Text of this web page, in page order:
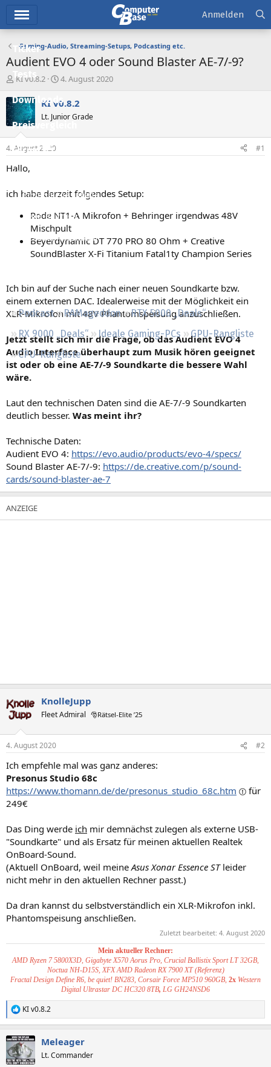
Ticker
Tests
Downloads
Preisvergleich
Forum
Aktuelles
Empfohlene Inhalte
Neue Beiträge
Neueste Aktivitäten
Leserartikel
Podcast RAMageddon
RTX 5000 „Deals“
RX 9000 „Deals“
Ideale Gaming-PCs
GPU-Rangliste
CPU-Rangliste
Anmelden
Gaming-Audio, Streaming-Setups, Podcasting etc.
Audient EVO 4 oder Sound Blaster AE-7/-9?
E
s
t
e
l
e
r
KI v0.8.2
E
s
t
e
t
4. August 2020
KI v0.8.2
Lt. Junior Grade
4. August 2020 #1
Hallo,
ich habe derzeit folgendes Setup:
Rode NT1-A Mikrofon + Behringer irgendwas 48V
Mischpult
Beyerdynamic DT 770 PRO 80 Ohm + Creative
SoundBlaster X-Fi Titanium Fatal1ty Champion Series
Ich bin auf der Suche nach einer neuen Soundkarte bzw.
einem externen DAC. Idealerweise mit der Möglichkeit ein
XLR-Mikrofon mit 48V Phantomspeisung anzuschließen.
Jetzt stellt sich mir die Frage, ob das Audient EVO 4
Audio Interface überhaupt zum Musik hören geeignet
ist oder ob eine AE-7/-9 Soundkarte die bessere Wahl
wäre.
Laut den technischen Daten sind die AE-7/-9 Soundkarten
deutlich besser. Was meint ihr?
Technische Daten:
Audient EVO 4: https://evo.audio/products/evo-4/specs/
Sound Blaster AE-7/-9: https://de.creative.com/p/sound-
cards/sound-blaster-ae-7
KnolleJupp
Fleet Admiral 🎅Rätsel-Elite ’25
4. August 2020 #2
Ich empfehle mal was ganz anderes:
Presonus Studio 68c
https://www.thomann.de/de/presonus_studio_68c.htm
für
249€
Das Ding werde ich mir demnächst zulegen als externe USB-
"Soundkarte" und als Ersatz für meinen aktuellen Realtek
OnBoard-Sound.
(Aktuell OnBoard, weil meineAsus Xonar Essence STleider
nicht mehr in den aktuellen Rechner passt.)
Da dran kannst du selbstverständlich ein XLR-Mikrofon inkl.
Phantomspeisung anschließen.
Zuletzt bearbeitet: 4. August 2020
Mein aktueller Rechner:
AMD Ryzen 7 5800X3D, Gigabyte X570 Aorus Pro, Crucial Ballistix Sport LT 32GB,
Noctua NH-D15S, XFX AMD Radeon RX 7900 XT (Referenz)
Fractal Design Define R6, be quiet! BN283, Corsair Force MP510 960GB, 2x Western
Digital Ultrastar DC HC320 8TB, LG GH24NSD6
R
e
k
t
i
KI v0.8.2
Meleager
Lt. Commander